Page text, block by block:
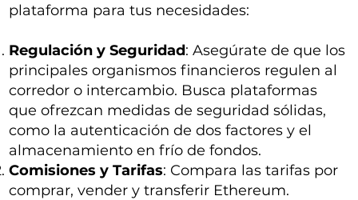
plataforma para tus necesidades:
Regulación y Seguridad: Asegúrate de que los
principales organismos financieros regulen al
corredor o intercambio. Busca plataformas
que ofrezcan medidas de seguridad sólidas,
como la autenticación de dos factores y el
almacenamiento en frío de fondos.
Comisiones y Tarifas: Compara las tarifas por
comprar, vender y transferir Ethereum.